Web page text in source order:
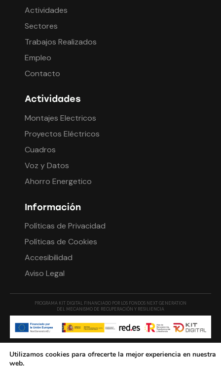
Actividades
Sectores
Trabajos Realizados
Empleo
Contacto
Actividades
Montajes Electricos
Proyectos Eléctricos
Cuadros
Voz y Datos
Ahorro Energetico
Información
Políticas de Privacidad
Políticas de Cookies
Accesibilidad
Aviso Legal
PROGRAMA KIT DIGITAL FINANCIADO POR LOS FONDOS NEXT GENERATION
DEL MECANISMO DE RECUPERACIÓN Y RESILIENCIA
Diseñado porLinketer
Utilizamos cookies para ofrecerte la mejor experiencia en nuestra
web.